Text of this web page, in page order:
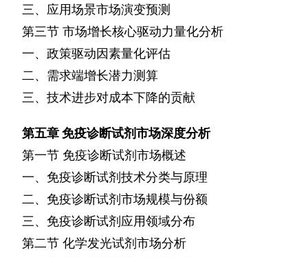
三、应用场景市场演变预测
第三节 市场增长核心驱动力量化分析
一、政策驱动因素量化评估
二、需求端增长潜力测算
三、技术进步对成本下降的贡献
第五章免疫诊断试剂市场深度分析
第一节 免疫诊断试剂市场概述
一、免疫诊断试剂技术分类与原理
二、免疫诊断试剂市场规模与份额
三、免疫诊断试剂应用领域分布
第二节 化学发光试剂市场分析